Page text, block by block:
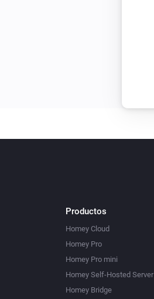
Productos
Homey Cloud
Homey Pro
Homey Pro mini
Homey Self-Hosted Server
Homey Bridge